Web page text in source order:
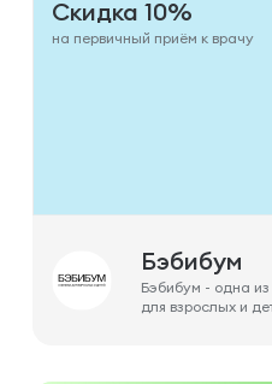
Скидка 10%
на первичный приём к врачу
Бэбибум
Бэбибум - одна
для взрослых и